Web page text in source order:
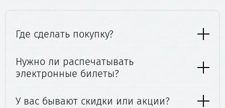
Где сделать покупку?
Нужно ли распечатывать
электронные билеты?
У вас бывают скидки или акции?